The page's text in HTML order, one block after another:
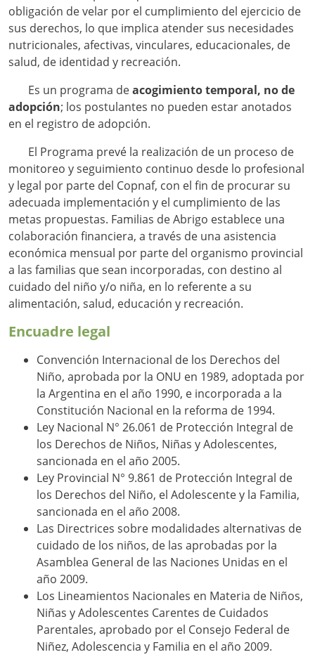
obligación de velar por el cumplimiento del ejercicio de
sus derechos, lo que implica atender sus necesidades
nutricionales, afectivas, vinculares, educacionales, de
salud, de identidad y recreación.
Es un programa deacogimiento temporal, no de
adopción; los postulantes no pueden estar anotados
en el registro de adopción.
El Programa prevé la realización de un proceso de
monitoreo y seguimiento continuo desde lo profesional
y legal por parte del Copnaf, con el fin de procurar su
adecuada implementación y el cumplimiento de las
metas propuestas. Familias de Abrigo establece una
colaboración financiera, a través de una asistencia
económica mensual por parte del organismo provincial
a las familias que sean incorporadas, con destino al
cuidado del niño y/o niña, en lo referente a su
alimentación, salud, educación y recreación.
Encuadre legal
Convención Internacional de los Derechos del
Niño, aprobada por la ONU en 1989, adoptada por
la Argentina en el año 1990, e incorporada a la
Constitución Nacional en la reforma de 1994.
Ley Nacional N° 26.061 de Protección Integral de
los Derechos de Niños, Niñas y Adolescentes,
sancionada en el año 2005.
Ley Provincial N° 9.861 de Protección Integral de
los Derechos del Niño, el Adolescente y la Familia,
sancionada en el año 2008.
Las Directrices sobre modalidades alternativas de
cuidado de los niños, de las aprobadas por la
Asamblea General de las Naciones Unidas en el
año 2009.
Los Lineamientos Nacionales en Materia de Niños,
Niñas y Adolescentes Carentes de Cuidados
Parentales, aprobado por el Consejo Federal de
Niñez, Adolescencia y Familia en el año 2009.